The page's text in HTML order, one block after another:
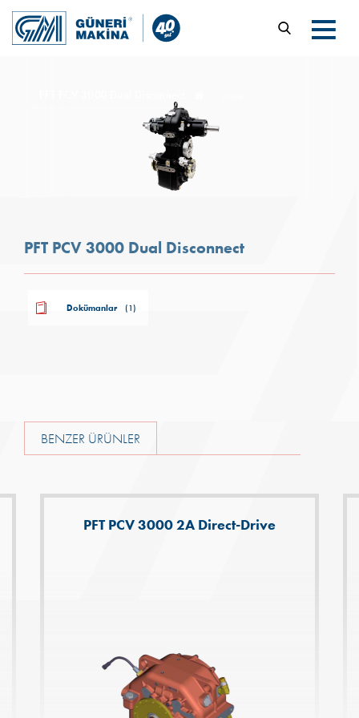
PFT PCV 3000 Dual Disconnect
Dokümanlar (1)
PFT PCV 3000 2A Direct-Drive
BENZER ÜRÜNLER